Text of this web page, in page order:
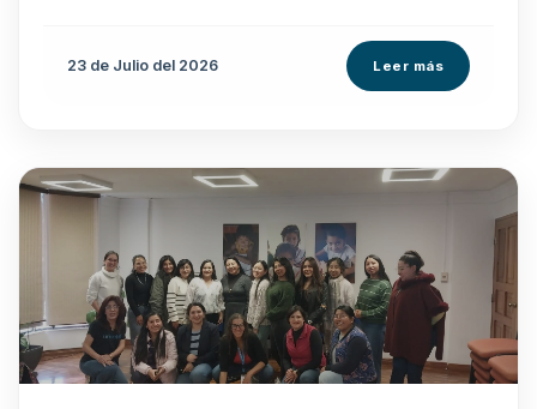
23 de Julio del 2026 Leer más